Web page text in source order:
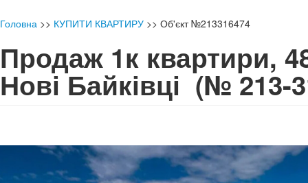
Головна >> КУПИТИ КВАРТИРУ >> Об'єкт №213316474
Продаж 1к квартири,
Нові Байківці(№ 213-